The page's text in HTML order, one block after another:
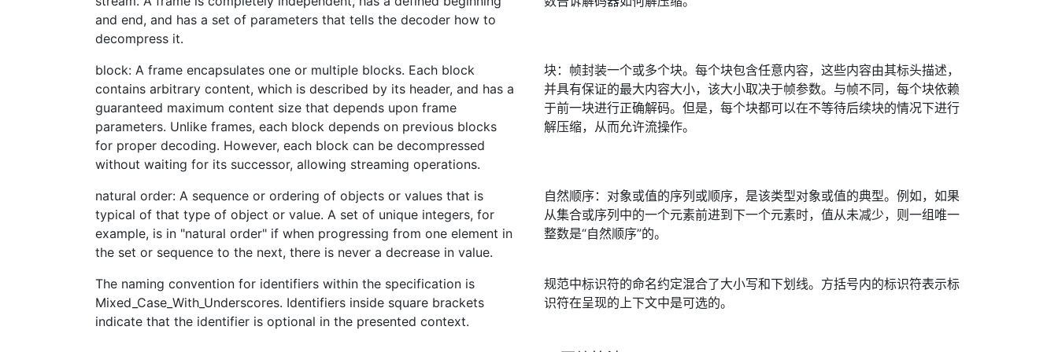
and end, and has a set of parameters that tells the decoder how to
decompress it.
block: A frame encapsulates one or multiple blocks. Each block
contains arbitrary content, which is described by its header, and has a
guaranteed maximum content size that depends upon frame
parameters. Unlike frames, each block depends on previous blocks
for proper decoding. However, each block can be decompressed
without waiting for its successor, allowing streaming operations.
块：帧封装一个或多个块。每个块包含任意内容，这些内容由其标头描述，
并具有保证的最大内容大小，该大小取决于帧参数。与帧不同，每个块依赖
于前一块进行正确解码。但是，每个块都可以在不等待后续块的情况下进行
解压缩，从而允许流操作。
natural order: A sequence or ordering of objects or values that is
typical of that type of object or value. A set of unique integers, for
example, is in "natural order" if when progressing from one element in
the set or sequence to the next, there is never a decrease in value.
自然顺序：对象或值的序列或顺序，是该类型对象或值的典型。例如，如果
从集合或序列中的一个元素前进到下一个元素时，值从未减少，则一组唯一
整数是“自然顺序”的。
The naming convention for identifiers within the specification is
Mixed_Case_With_Underscores. Identifiers inside square brackets
indicate that the identifier is optional in the presented context.
规范中标识符的命名约定混合了大小写和下划线。方括号内的标识符表示标
识符在呈现的上下文中是可选的。